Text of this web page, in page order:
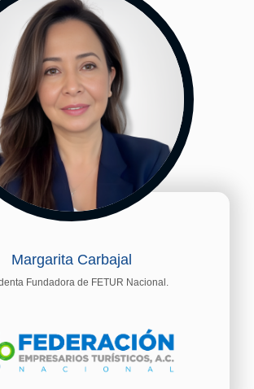
Margarita Carbajal
Fundadora de FETUR Nacional.